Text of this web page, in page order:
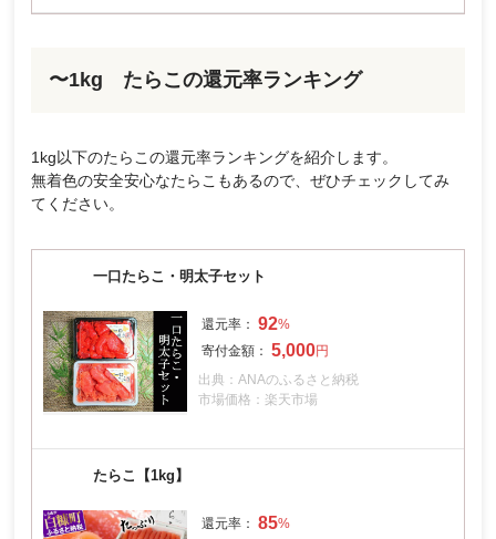
〜1kg たらこの還元率ランキング
1kg以下のたらこの還元率ランキングを紹介します。
無着色の安全安心なたらこもあるので、ぜひチェックしてみ
てください。
一口たらこ・明太子セット
92
5,000
出典：ANAのふるさと納税
市場価格：楽天市場
たらこ【1kg】
85